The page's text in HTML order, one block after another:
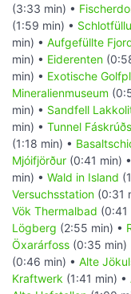
(3:33 min) •
(1:59 min) •
min) • Aufgefüllte
min) • Eiderenten
min) • Exotische
Mineralienmuseum
min) • Sandfell
min) • Tunnel
(1:18 min) •
Mjóifjörður (0:41 min) •
min) • Wald in Island
Versuchsstation (0:31
Vök Thermalbad (0:41
Lögberg (2:55 min) •
Öxarárfoss (0:35 min)
(0:46 min) • Alte
Kraftwerk (1:41 min) •